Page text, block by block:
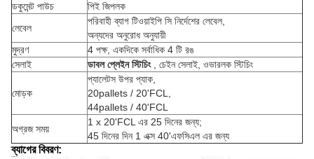
ডকুমেন্ট পাউচ
পিই জিপলক
লেবেল
পরিবাহী ব্যাগ টিওয়াইপি সি নির্দেশের লেবেল,
অন্যদের অনুরোধ অনুযায়ী
মুদ্রণ
4 পক্ষ, একদিকে সর্বাধিক 4 টি রঙ
সেলাই
ডাবল প্লেইন স্টিচিং, চেইন সেলাই, ওভারলক স্টিচিং
মোড়ক
প্যালেটস উপর প্যাক,
20pallets / 20'FCL,
44pallets / 40'FCL
অগ্রজ সময়
1 x 20'FCL এর 25 দিনের জন্য;
45 দিনের দিন 1 এক্স 40'এফসিএল এর জন্য
ব্যাগের বিবরণ: